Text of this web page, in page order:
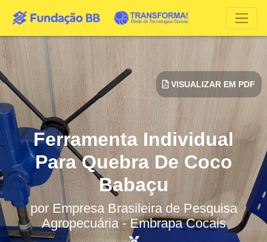
Ferramenta Individual
Para Quebra De Coco
Babaçu
porEmpresa Brasileira de Pesquisa
Agropecuária - Embrapa Cocais
VISUALIZAR EM PDF